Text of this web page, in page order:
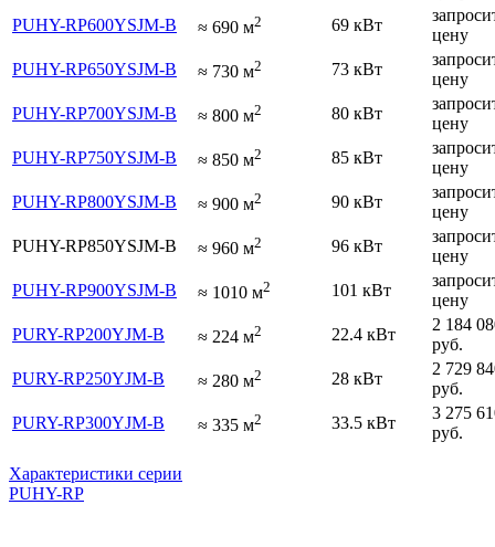
PUHY-RP600YSJM-B
≈ 690 м2 69 кВт
цену
PUHY-RP650YSJM-B
≈ 730 м2 73 кВт
цену
PUHY-RP700YSJM-B
≈ 800 м2 80 кВт
цену
PUHY-RP750YSJM-B
≈ 850 м2 85 кВт
цену
PUHY-RP800YSJM-B
≈ 900 м2 90 кВт
цену
PUHY-RP850YSJM-B
≈ 960 м2 96 кВт
цену
PUHY-RP900YSJM-B
≈ 1010 м2 101 кВт
цену
PURY-RP200YJM-B
≈ 224 м2 22.4 кВт
2 184
руб.
PURY-RP250YJM-B
≈ 280 м2 28 кВт
2 729
руб.
PURY-RP300YJM-B
≈ 335 м2 33.5 кВт
3 275
руб.
Характеристики серии
PUHY-RP